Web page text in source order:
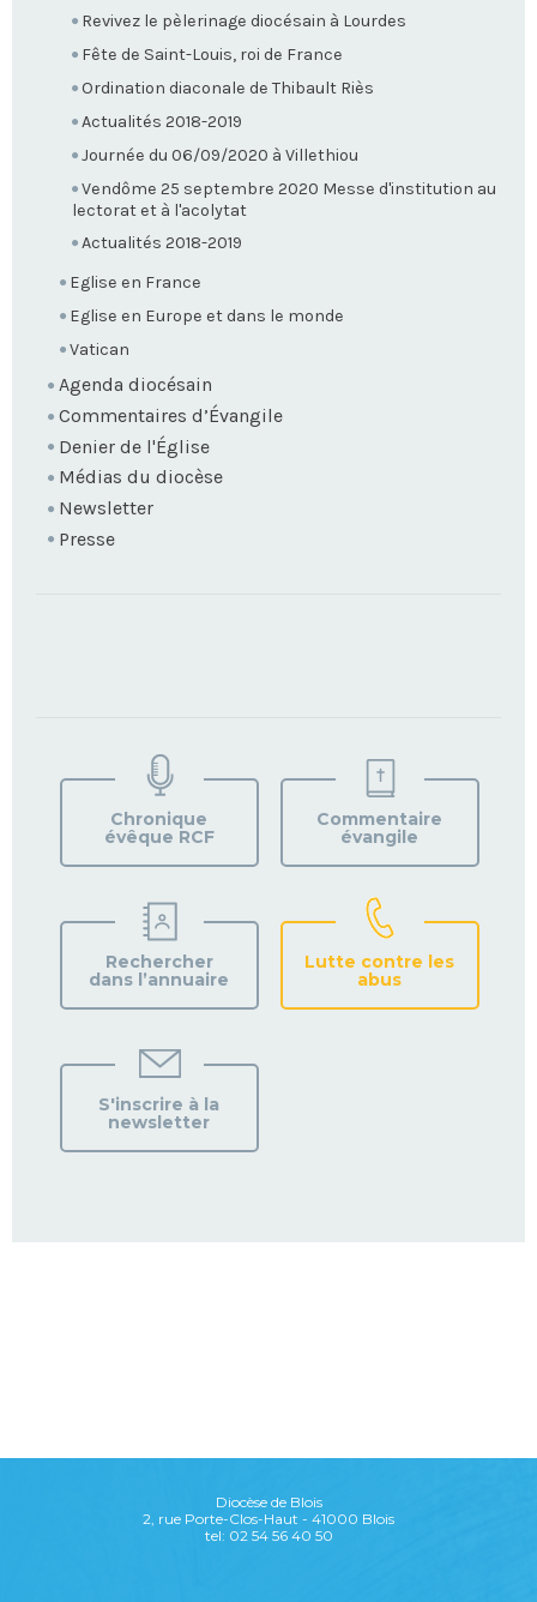
Revivez le pèlerinage diocésain à Lourdes
Fête de Saint-Louis, roi de France
Ordination diaconale de Thibault Riès
Actualités 2018-2019
Journée du 06/09/2020 à Villethiou
Vendôme 25 septembre 2020 Messe d'institution au
lectorat et à l'acolytat
Actualités 2018-2019
Eglise en France
Eglise en Europe et dans le monde
Vatican
Agenda diocésain
Commentaires d’Évangile
Denier de l'Église
Médias du diocèse
Newsletter
Presse
VOTRE
PAROISSE
Chronique
évêque RCF
Commentaire
évangile
Rechercher
dans l’annuaire
Lutte contre les
abus
S'inscrire à la
newsletter
Diocèse de Blois
2, rue Porte-Clos-Haut - 41000 Blois
tel: 02 54 56 40 50